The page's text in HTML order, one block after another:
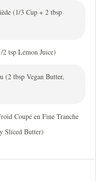
(1/3 Cup + 2 tbsp
tsp Lemon Juice)
(2 tbsp Vegan Butter,
Coupé en Fine Tranche
Sliced Butter)